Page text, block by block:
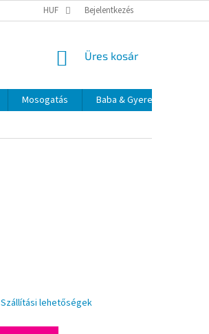
HUF Bejelentkezés
KOSÁR
Üres kosár
Mosogatás Baba & Gyerek
Szállítási lehetőségek